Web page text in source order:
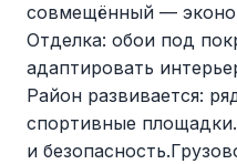
совмещённый —
Отделка: обои под
адаптировать
Район развивается:
спортивные
и